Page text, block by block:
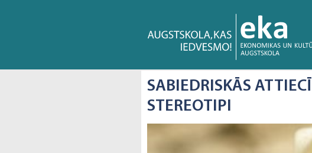
SABIEDRISKĀS
STEREOTIPI